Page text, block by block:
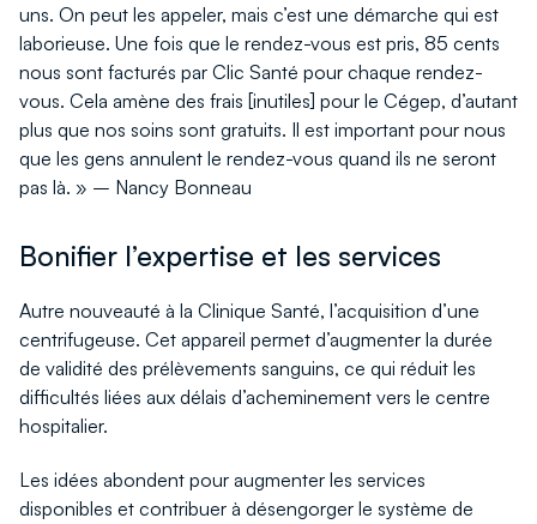
uns. On peut les appeler, mais c’est une démarche qui est
laborieuse. Une fois que le rendez-vous est pris, 85 cents
nous sont facturés par Clic Santé pour chaque rendez-
vous. Cela amène des frais [inutiles] pour le Cégep, d’autant
plus que nos soins sont gratuits. Il est important pour nous
que les gens annulent le rendez-vous quand ils ne seront
pas là. » – Nancy Bonneau
Bonifier l’expertise et les services
Autre nouveauté à la Clinique Santé, l’acquisition d’une
centrifugeuse. Cet appareil permet d’augmenter la durée
de validité des prélèvements sanguins, ce qui réduit les
difficultés liées aux délais d’acheminement vers le centre
hospitalier.
Les idées abondent pour augmenter les services
disponibles et contribuer à désengorger le système de